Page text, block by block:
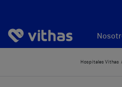
Hospitales Vithas